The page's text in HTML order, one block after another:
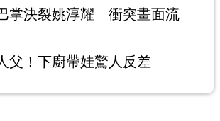
掌決裂姚淳耀 衝突畫面流
父！下廚帶娃驚人反差